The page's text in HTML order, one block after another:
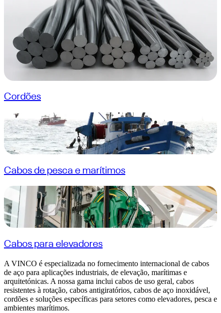
Cordões
Cabos de pesca e marítimos
Cabos para elevadores
A VINCO é especializada no fornecimento internacional de cabos
de aço para aplicações industriais, de elevação, marítimas e
arquitetónicas. A nossa gama inclui cabos de uso geral, cabos
resistentes à rotação, cabos antigiratórios, cabos de aço inoxidável,
cordões e soluções específicas para setores como elevadores, pesca e
ambientes marítimos.